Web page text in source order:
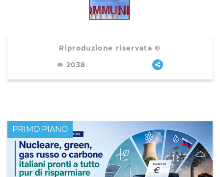
Riproduzione riservata ©
2038
PRIMO PIANO